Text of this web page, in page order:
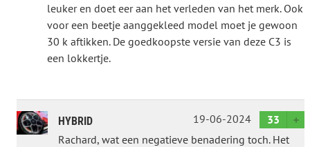
leuker en doet eer aan het verleden van het merk. Ook
voor een beetje aanggekleed model moet je gewoon
30 k aftikken. De goedkoopste versie van deze C3 is
een lokkertje.
HYBRID 19-06-2024
33
Rachard, wat een negatieve benadering toch. Het